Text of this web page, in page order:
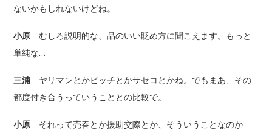
ないかもしれないけどね。
小原 むしろ説明的な、品のいい貶め方に聞こえます。もっと
単純な…
三浦 ヤリマンとかビッチとかサセコとかね。でもまあ、その
都度付き合うっていうこととの比較で。
小原 それって売春とか援助交際とか、そういうことなのか